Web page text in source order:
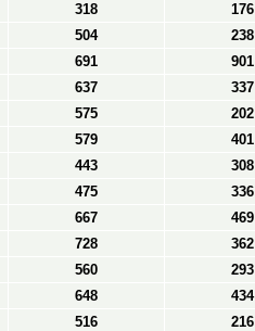
318 176
504 238
691 901
637 337
575 202
579 401
443 308
475 336
667 469
728 362
560 293
648 434
516 216